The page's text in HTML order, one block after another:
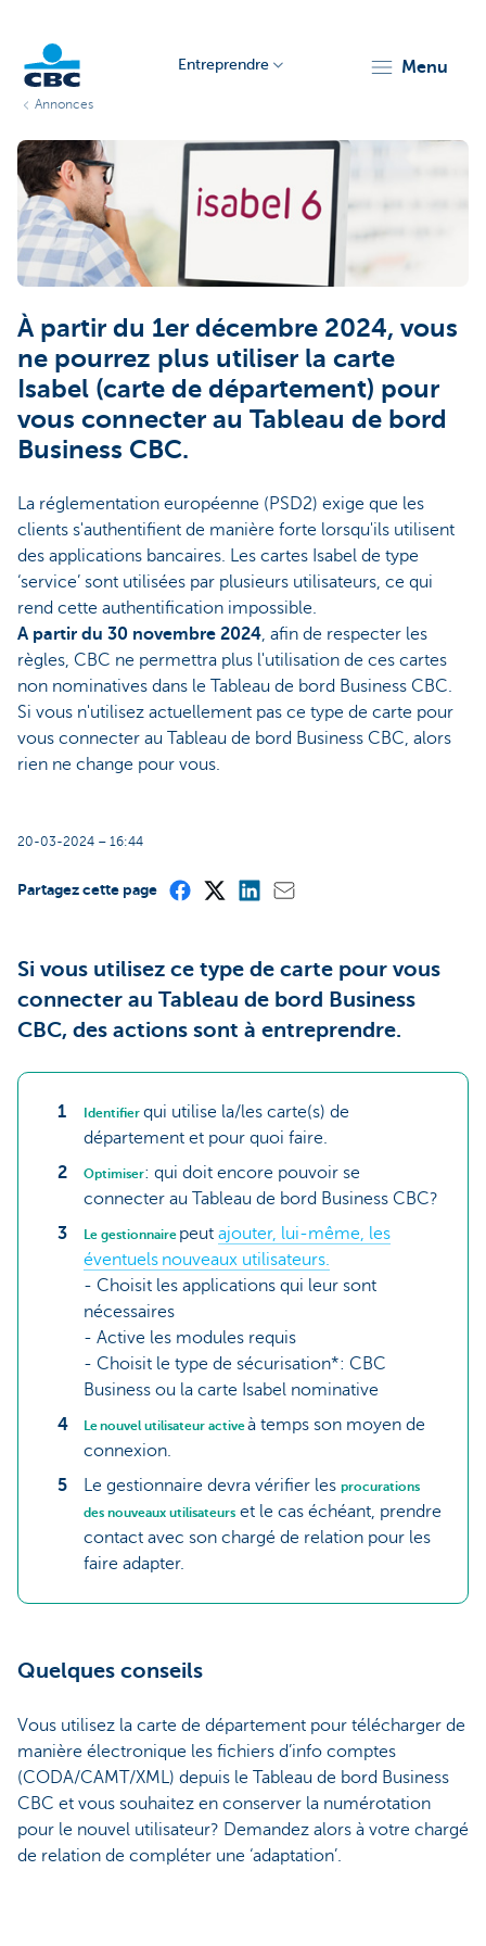
Entreprendre menu
Annonces
À partir du 1er décembre 2024, vous
ne pourrez plus utiliser la carte
Isabel (carte de département) pour
vous connecter au Tableau de bord
Business CBC.
La réglementation européenne (PSD2) exige que les
clients s'authentifient de manière forte lorsqu'ils utilisent
des applications bancaires. Les cartes Isabel de type
‘service’ sont utilisées par plusieurs utilisateurs, ce qui
rend cette authentification impossible.
A partir du 30 novembre 2024, afin de respecter les
règles, CBC ne permettra plus l'utilisation de ces cartes
non nominatives dans le Tableau de bord Business CBC.
Si vous n'utilisez actuellement pas ce type de carte pour
vous connecter au Tableau de bord Business CBC, alors
rien ne change pour vous.
20-03-2024 – 16:44
Partagez cette page
Si vous utilisez ce type de carte pour vous
connecter au Tableau de bord Business
CBC, des actions sont à entreprendre.
Identifier qui utilise la/les carte(s) de
département et pour quoi faire.
Optimiser: qui doit encore pouvoir se
connecter au Tableau de bord Business CBC?
Le gestionnaire peut ajouter, lui-même, les
éventuels nouveaux utilisateurs.
- Choisit les applications qui leur sont
nécessaires
- Active les modules requis
- Choisit le type de sécurisation*: CBC
Business ou la carte Isabel nominative
Le nouvel utilisateur activeà temps son moyen de
connexion.
Le gestionnaire devra vérifier les procurations
des nouveaux utilisateurs et le cas échéant, prendre
contact avec son chargé de relation pour les
faire adapter.
Quelques conseils
Vous utilisez la carte de département pour télécharger de
manière électronique les fichiers d’info comptes
(CODA/CAMT/XML) depuis le Tableau de bord Business
CBC et vous souhaitez en conserver la numérotation
pour le nouvel utilisateur? Demandez alors à votre chargé
de relation de compléter une ‘adaptation’.